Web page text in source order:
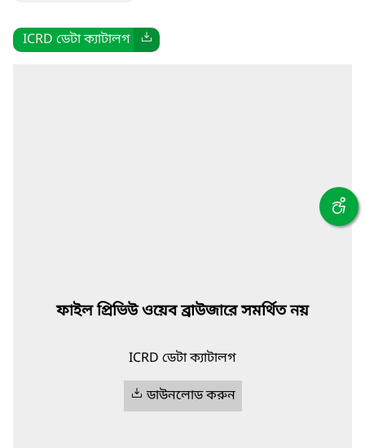
ICRD ডেটা ক্যাটালগ
ফাইল প্রিভিউ ওয়েব ব্রাউজারে সমর্থিত নয়
ICRD ডেটা ক্যাটালগ
ডাউনলোড করুন